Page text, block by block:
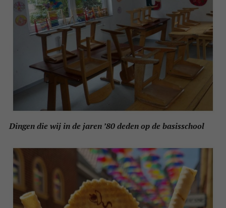
Dingen die wij in de jaren ’80 deden op de basisschool